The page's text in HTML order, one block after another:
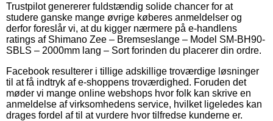
Trustpilot genererer fuldstændig solide chancer for at
studere ganske mange øvrige køberes anmeldelser og
derfor foreslår vi, at du kigger nærmere på e-handlens
ratings af Shimano Zee – Bremseslange – Model SM-BH90-
SBLS – 2000mm lang – Sort forinden du placerer din ordre.
Facebook resulterer i tillige adskillige troværdige løsninger
til at få indtryk af e-shoppens troværdighed. Foruden det
møder vi mange online webshops hvor folk kan skrive en
anmeldelse af virksomhedens service, hvilket ligeledes kan
drages fordel af til at vurdere hvor tilfredse kunderne er.